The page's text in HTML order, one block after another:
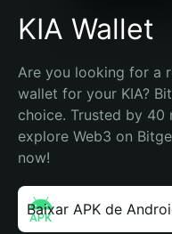
KIA Wallet
Are you looking for a
wallet for your KIA?
choice. Trusted by 40
explore Web3 on
now!
Baixar APK de